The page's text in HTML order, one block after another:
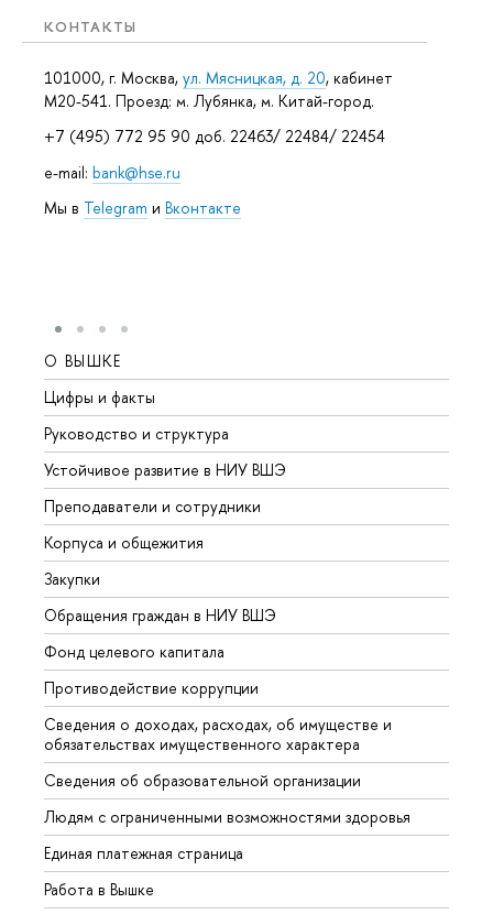
КОНТАКТЫ
101000, г. Москва, ул. Мясницкая, д. 20, кабинет
М20-541. Проезд: м. Лубянка, м. Китай-город.
+7 (495) 772 95 90 доб. 22463/ 22484/ 22454
e-mail: bank@hse.ru
Мы в Telegram и Вконтакте
О ВЫШКЕ
Цифры и факты
Руководство и структура
Устойчивое развитие в НИУ ВШЭ
Преподаватели и сотрудники
Корпуса и общежития
Закупки
Обращения граждан в НИУ ВШЭ
Фонд целевого капитала
Противодействие коррупции
Сведения о доходах, расходах, об имуществе и
обязательствах имущественного характера
Сведения об образовательной организации
Людям с ограниченными возможностями здоровья
Единая платежная страница
Работа в Вышке